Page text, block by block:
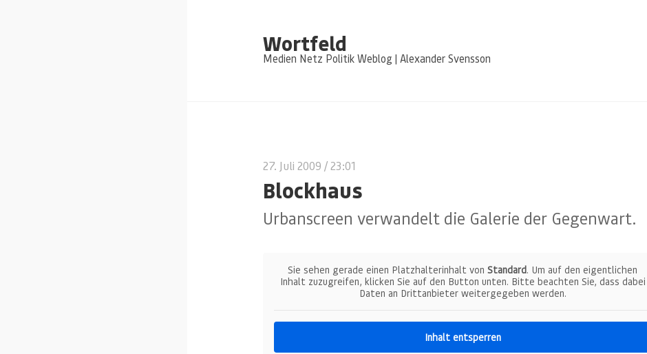
Wortfeld
Medien Netz Politik Weblog | Alexander Svensson
27. Juli 2009 / 23:01
Blockhaus
Urbanscreen verwandelt die Galerie der Gegenwart.
Sie sehen gerade einen Platzhalterinhalt von Standard. Um auf den eigentlichen
Inhalt zuzugreifen, klicken Sie auf den Button unten. Bitte beachten Sie, dass dabei
Daten an Drittanbieter weitergegeben werden.
Inhalt entsperren